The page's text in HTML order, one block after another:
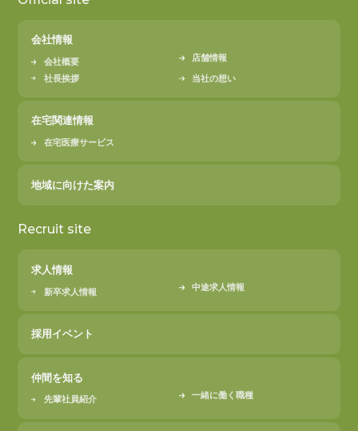
会社情報
会社概要
店舗情報
社長挨拶
当社の想い
在宅関連情報
在宅医療サービス
地域に向けた案内
Recruit site
求人情報
新卒求人情報 中途求人情報
採用イベント
仲間を知る
先輩社員紹介 一緒に働く職種